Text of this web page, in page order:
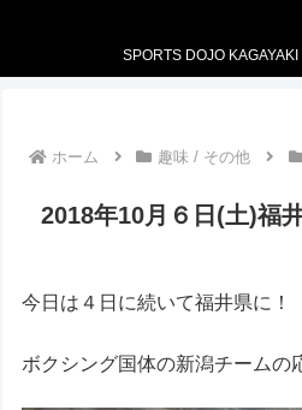
SPORTS DOJO
ホーム 趣味 / その他
2018年10月６日(土)福
今日は４日に続いて福井県に！
ボクシング国体の新潟チームの